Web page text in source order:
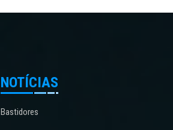
NOTÍCIAS
Bastidores